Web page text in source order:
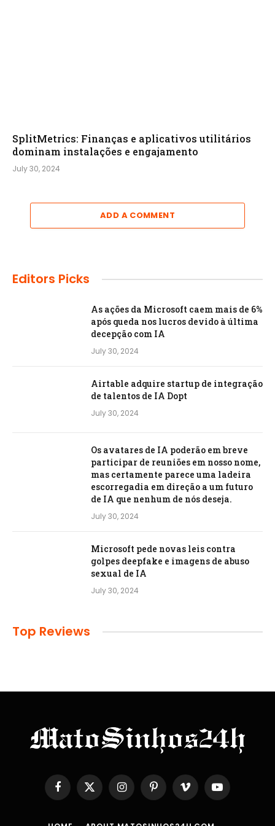
SplitMetrics: Finanças e aplicativos utilitários
dominam instalações e engajamento
July 30, 2024
ADD A COMMENT
Editors Picks
As ações da Microsoft caem mais de 6%
após queda nos lucros devido à última
decepção com IA
July 30, 2024
Airtable adquire startup de integração
de talentos de IA Dopt
July 30, 2024
Os avatares de IA poderão em breve
participar de reuniões em nosso nome,
mas certamente parece uma ladeira
escorregadia em direção a um futuro
de IA que nenhum de nós deseja.
July 30, 2024
Microsoft pede novas leis contra
golpes deepfake e imagens de abuso
sexual de IA
July 30, 2024
Top Reviews
Facebook
X
(Twitter)
InstagramPinterestVimeo YouTube